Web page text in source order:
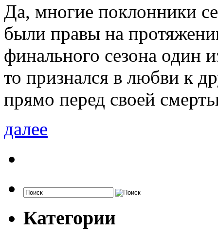
Да, многие поклонники
были правы на
финального сезона один
то признался в любви к
прямо перед своей
далее
Категории